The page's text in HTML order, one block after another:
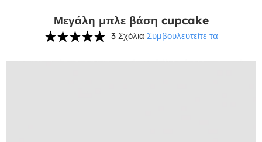
Μεγάλη μπλε βάση cupcake
3 Σχόλια Συμβουλευτείτε τα